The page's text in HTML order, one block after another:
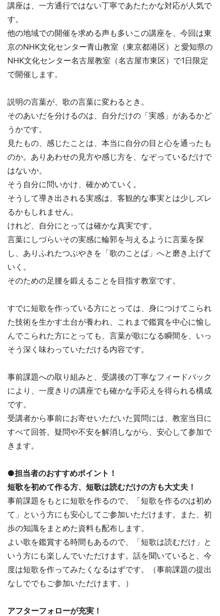
講座は、一方通行ではない丁寧であたたかな対応が人気で
す。
他の地域での開催を求める声も多いこの講座を、今回は東
京のNHK文化センター青山教室（東京都港区）と愛知県の
NHK文化センター名古屋教室（名古屋市東区）で1日限定
で開催します。
説明の言葉が、歌の言葉に変わるとき。
そのあいだを分けるのは、自分だけの「実感」があるかど
うかです。
見たもの、感じたことは、本当に自分の目と心を通ったも
のか。ありあわせの見方や感じ方を、なぞっているだけで
はないか。
そう自分に問いかけ、確かめていく。
そうして導き出される実感は、客観的な事実とは少しズレ
るかもしれません。
けれど、自分にとっては確かな真実です。
言葉にしづらいその実感に輪郭を与えるように言葉を探
し、ありふれたつぶやきを「歌のことば」へと磨き上げて
いく。
そのための足腰を鍛えることを目指す教室です。
すでに短歌を作っている方にとっては、身につけてこられ
た技術を生かす土台が養われ、これまで鑑賞を中心に愉し
んでこられた方にとっても、言葉が歌になる瞬間を、いっ
そう深く味わっていただける内容です。
事前課題への取り組みと、受講後の丁寧なフィードバック
により、一度きりの講座でも確かな手応えを得られる構成
です。
受講者から事前にお寄せいただいた質問には、教室当日に
すべて回答。疑問や不安を解消しながら、安心して参加で
きます。
●担当者のおすすめポイント！
短歌を初めて作る方、短歌は読むだけの方も大丈夫！
事前課題をもとに短歌を作るので、「短歌を作るのは初め
て」という方にも安心してご参加いただけます。また、初
歩の知識をまとめた資料も配布します。
よい歌を鑑賞する時間もあるので、「短歌は読むだけ」と
いう方にも楽しんでいただけます。話を聞いていると、今
度は短歌を作ってみたくなるはずです。（事前課題の提出
なしででもご参加いただけます。）
アフターフォローが充実！